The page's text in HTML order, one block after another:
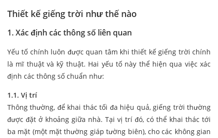
Thiết kế giếng trời như thế nào
1. Xác định các thông số liên quan
Yếu tố chính luôn được quan tâm khi thiết kế giếng trời chính
là mĩ thuật và kỹ thuật. Hai yếu tố này thể hiện qua việc xác
định các thông số chuẩn như:
1.1. Vị trí
Thông thường, để khai thác tối đa hiệu quả, giếng trời thường
được đặt ở khoảng giữa nhà. Tại vị trí đó, có thể khai thác tới
ba mặt (một mặt thường giáp tường biên), cho các không gian